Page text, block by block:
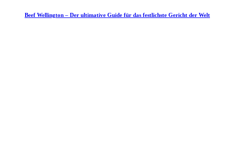
Beef Wellington – Der ultimative Guide für das festlichste Gericht der Welt